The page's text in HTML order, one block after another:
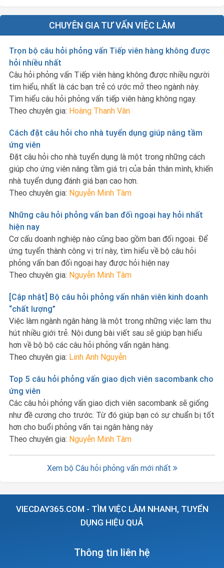
CHUYÊN GIA TƯ VẤN VIỆC LÀM
Trọn bộ câu hỏi phỏng vấn Tiếp viên hàng không được
hỏi nhiều nhất
Câu hỏi phỏng vấn Tiếp viên hàng không được nhiều người
tìm hiểu, nhất là các bạn trẻ có ước mở theo ngành này.
Tìm hiểu câu hỏi phỏng vấn tiếp viên hàng không ngay.
Theo chuyên gia: Hoàng Thanh Vân
Cách đặt câu hỏi cho nhà tuyển dụng giúp nâng tầm
ứng viên
Đặt câu hỏi cho nhà tuyển dụng là một trong những cách
giúp cho ứng viên nâng tầm giá trị của bản thân mình, khiến
nhà tuyển dụng đánh giá bạn cao hơn.
Theo chuyên gia: Nguyễn Minh Tâm
Những câu hỏi phỏng vấn ban đối ngoại hay hỏi nhất
hiện nay
Cơ cấu doanh nghiệp nào cũng bao gồm ban đối ngoại. Để
ứng tuyển thành công vị trí này, tìm hiểu về bộ câu hỏi
phỏng vấn ban đối ngoại hay được hỏi hiện nay
Theo chuyên gia: Nguyễn Minh Tâm
[Cập nhật] Bộ câu hỏi phỏng vấn nhân viên kinh doanh
“chất lượng”
Việc làm ngành ngân hàng là một trong những việc lam thu
hút nhiều giới trẻ. Nội dung bài viết sau sẽ giúp bạn hiểu
hơn về bộ bộ các câu hỏi phỏng vấn ngân hàng.
Theo chuyên gia: Linh Anh Nguyễn
Top 5 câu hỏi phỏng vấn giao dịch viên sacombank cho
ứng viên
Các câu hỏi phỏng vấn giao dịch viên sacombank sẽ giống
như đề cương cho trước. Từ đó giúp bạn có sự chuẩn bị tốt
hơn cho buổi phỏng vấn tại ngân hàng này
Theo chuyên gia: Nguyễn Minh Tâm
Xem bộ Câu hỏi phỏng vấn mới nhất
VIECDAY365.COM - TÌM VIỆC LÀM NHANH, TUYỂN
DỤNG HIỆU QUẢ
Thông tin liên hệ